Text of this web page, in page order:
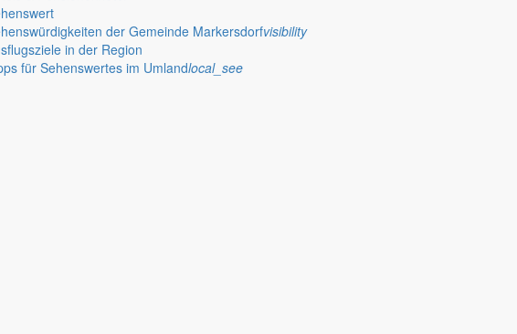
der Gemeinde Markersdorfvisibility
in der Region
für Sehenswertes im Umlandlocal_see
“uff de Gemeende”, heute stellt das Rathaus Markersdorf viele Informationen online
wie die Wiedergabe von Veröffentlichungen, die amtlich im “Schöpsboten –